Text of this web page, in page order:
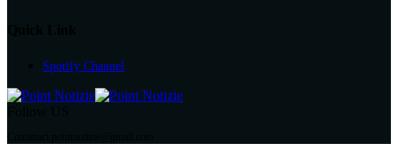
Spotify Channel